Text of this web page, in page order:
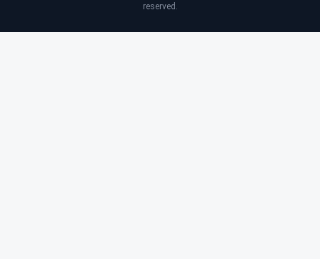
reserved.